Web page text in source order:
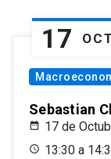
17 OCT
Sebastian
17 de
13:30 a